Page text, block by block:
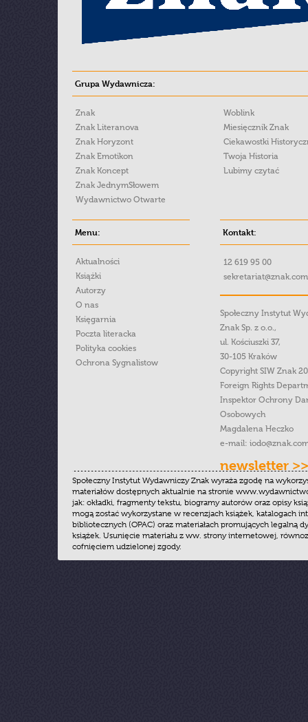
Grupa Wydawnicza:
Znak
Znak Literanova
Znak Horyzont
Znak Emotikon
Znak Koncept
Znak JednymSłowem
Wydawnictwo Otwarte
Woblink
Miesięcznik Znak
Ciekawostki
Twoja Historia
Lubimy czytać
Menu:
Aktualności
Książki
Autorzy
O nas
Księgarnia
Poczta literacka
Polityka cookies
Ochrona Sygnalistow
Kontakt:
12 619 95 00
Społeczny Instytut
Znak Sp. z o.o.,
ul. Kościuszki 37,
30-105 Kraków
Copyright SIW Znak
Foreign Rights
Inspektor Ochrony
Osobowych
Magdalena Heczko
e-mail:
newsletter >>
Społeczny Instytut Wydawniczy Znak wyraża zgodę na
materiałów dostępnych aktualnie na stronie
jak: okładki, fragmenty tekstu, biogramy autorów oraz opisy
mogą zostać wykorzystane w recenzjach książek, katalogach
bibliotecznych (OPAC) oraz materiałach promujących legalną
książek. Usunięcie materiału z ww. strony internetowej,
cofnięciem udzielonej zgody.